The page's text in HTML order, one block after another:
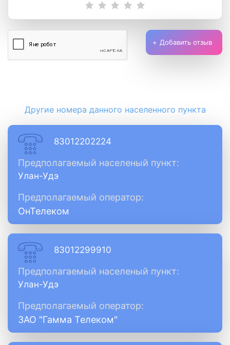
Добавить отзыв
Другие номера данного населенного пункта
83012202224
Предполагаемый населеный пункт:
Улан-Удэ
Предполагаемый оператор:
ОнТелеком
83012299910
Предполагаемый населеный пункт:
Улан-Удэ
Предполагаемый оператор:
ЗАО "Гамма Телеком"